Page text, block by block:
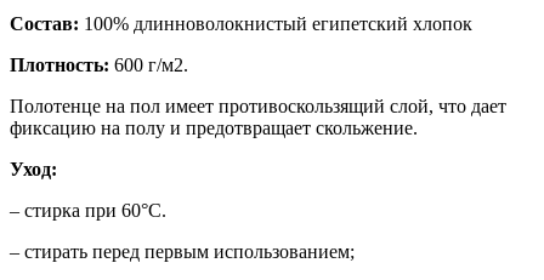
Состав: 100% длинноволокнистый египетский хлопок
Плотность: 600 г/м2.
Полотенце на пол имеет противоскользящий слой, что дает
фиксацию на полу и предотвращает скольжение.
Уход:
– стирка при 60°С.
– стирать перед первым использованием;